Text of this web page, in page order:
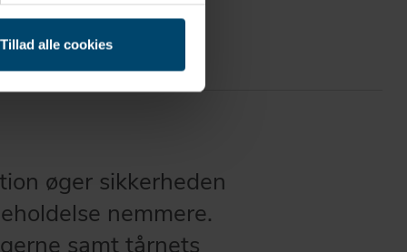
Tillad alle cookies
øger sikkerheden
nemmere.
samt tårnets